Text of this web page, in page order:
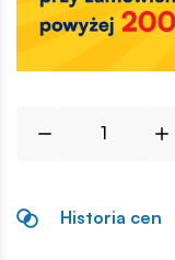
Historia cen